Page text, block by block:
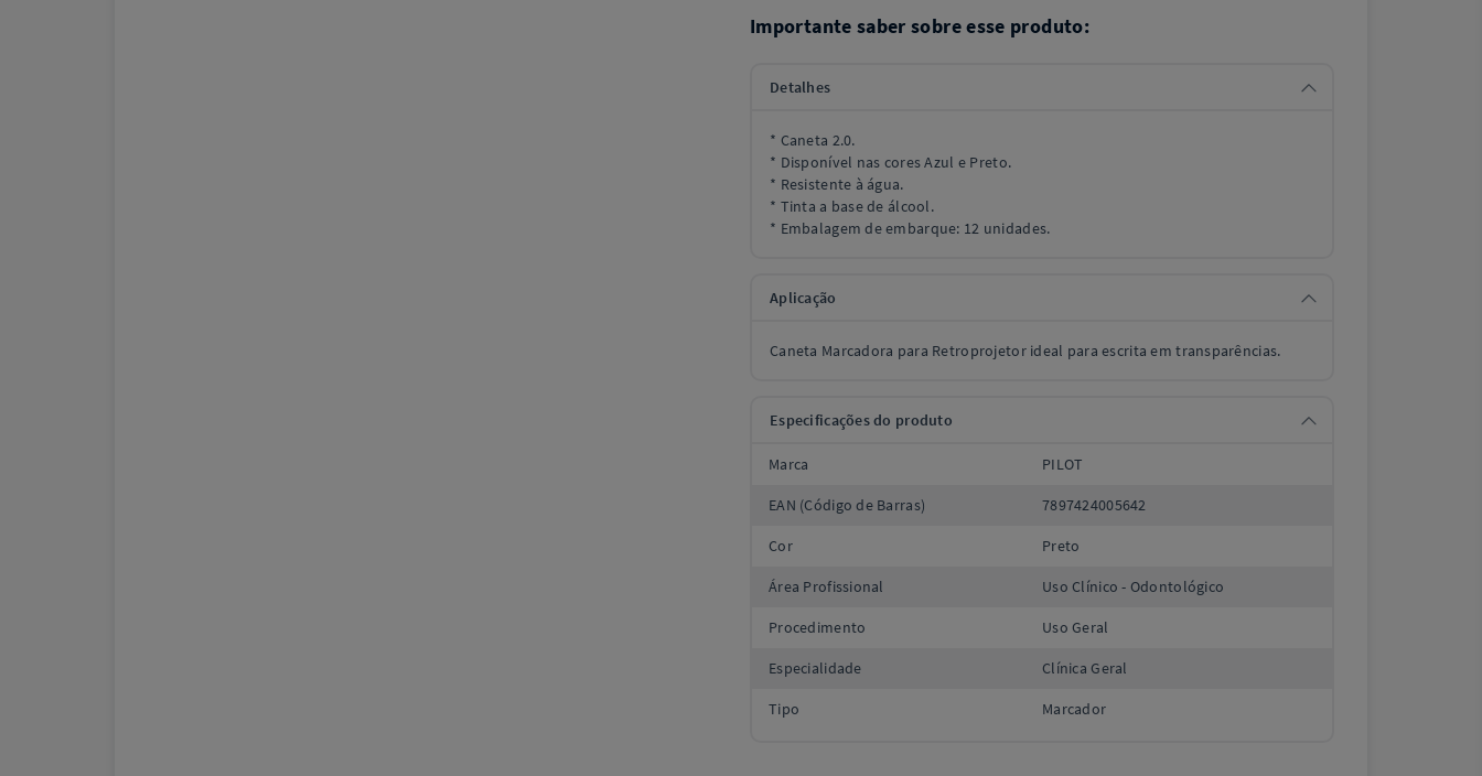
Importante saber sobre esse produto:
Detalhes
* Caneta 2.0.
* Disponível nas cores Azul e Preto.
* Resistente à água.
* Tinta a base de álcool.
* Embalagem de embarque: 12 unidades.
Aplicação
Caneta Marcadora para Retroprojetor ideal para escrita em transparências.
Especificações do produto
Marca PILOT
EAN (Código de Barras) 7897424005642
Cor Preto
Área Profissional Uso Clínico - Odontológico
Procedimento Uso Geral
Especialidade Clínica Geral
Tipo Marcador